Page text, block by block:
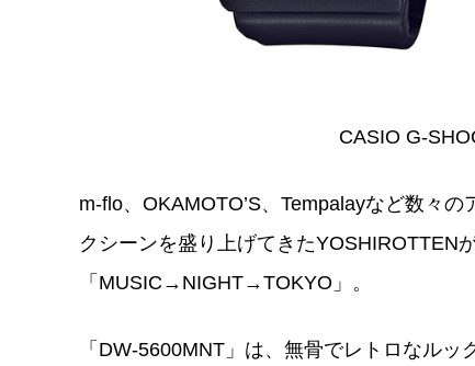
CASIO G-
m-flo、OKAMOTO’S、Tempalayなど数々
クシーンを盛り上げてきたYOSHIROTTEN
「MUSIC→NIGHT→TOKYO」。
「DW-5600MNT」は、無骨でレトロなル